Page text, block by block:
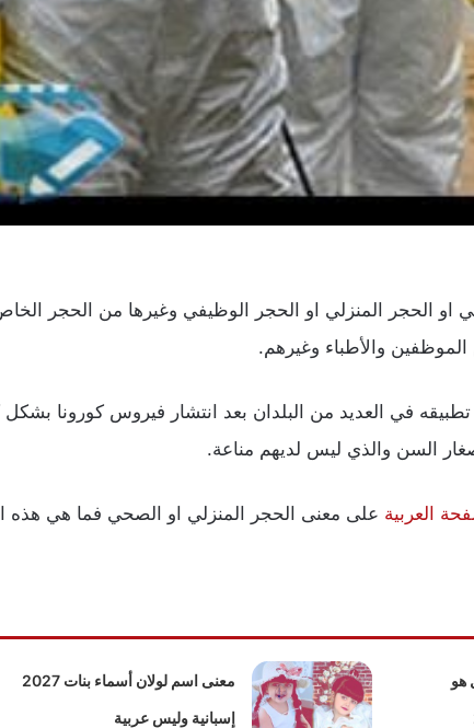
المنزلي او الحجر الوظيفي وغيرها من الحجر الخاص
والأطباء وغيرهم.
في العديد من البلدان بعد انتشار فيروس كورونا
السن والذي ليس لديهم مناعة.
العربية على معنى الحجر المنزلي او الصحي فما هي هذه
هو
معنى اسم لولان أسماء بنات 2027
إسبانية وليس عربية